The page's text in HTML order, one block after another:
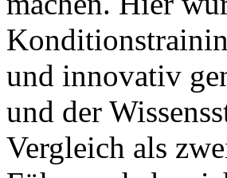
und innovativ
und der
Vergleich als